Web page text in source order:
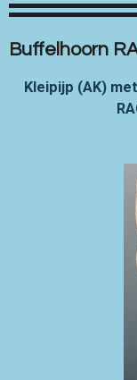
Buffelhoorn
Kleipijp (AK)